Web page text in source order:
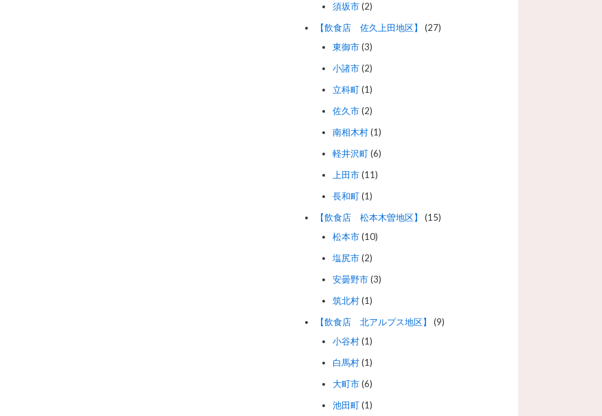
須坂市(2)
【飲食店 佐久上田地区】
(27)
東御市(3)
小諸市(2)
立科町(1)
佐久市(2)
南相木村(1)
軽井沢町(6)
上田市(11)
長和町(1)
【飲食店 松本木曽地区】
(15)
松本市(10)
塩尻市(2)
安曇野市(3)
筑北村(1)
【飲食店 北アルプス地区】
(9)
小谷村(1)
白馬村(1)
大町市(6)
池田町(1)